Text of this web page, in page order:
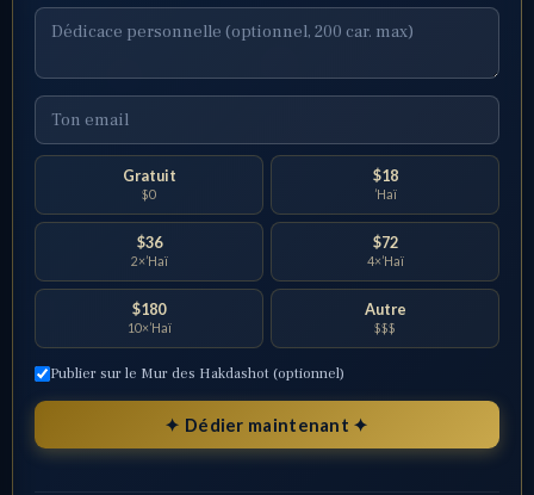
Gratuit
$0
$18
’Haï
$36
2×’Haï
$72
4×’Haï
$180
10×’Haï
Autre
$$$
Publier sur le Mur des Hakdashot (optionnel)
✦ Dédier maintenant ✦